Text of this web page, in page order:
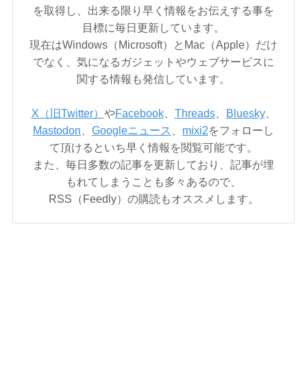
を取得し、出来る限り早く情報をお伝えする事を
目標に毎日更新しています。
現在はWindows（Microsoft）とMac（Apple）だけ
でなく、気になるガジェットやウェブサービスに
関する情報も発信しています。
X（旧Twitter） やFacebook、 Threads、 Bluesky、
Mastodon
Googleニュース mixi2をフォローし
て頂けるといち早く情報を閲覧可能です。
また、毎日多数の記事を更新しており、記事が埋
もれてしまうことも多々あるので、
RSS（Feedly）の購読もオススメします。